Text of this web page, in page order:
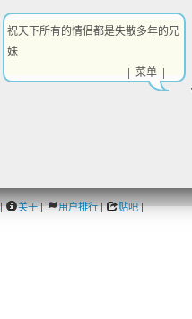
关于| 用户排行| 贴吧|
祝天下所有的情侣都是失散多年的兄
妹
| 菜单 |